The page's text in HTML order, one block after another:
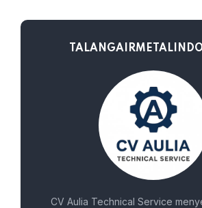
CV Aulia Technical Service